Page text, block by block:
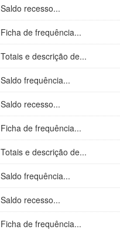
Saldo recesso...
Ficha de frequência...
Totais e descrição de...
Saldo frequência...
Saldo recesso...
Ficha de frequência...
Totais e descrição de...
Saldo frequência...
Saldo recesso...
Ficha de frequência...